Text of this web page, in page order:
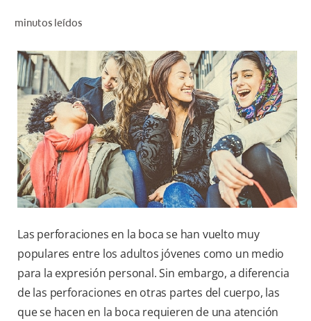
PARA PROFESIONALES
CUPONES
DÓNDE COMPRAR
VE (ES)
minutos leídos
Las perforaciones en la boca se han vuelto muy
populares entre los adultos jóvenes como un medio
para la expresión personal. Sin embargo, a diferencia
de las perforaciones en otras partes del cuerpo, las
que se hacen en la boca requieren de una atención